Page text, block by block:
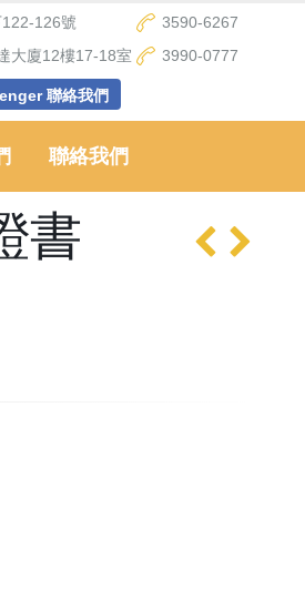
126號
3590-6267
大廈12樓17-18室
3990-0777
聯絡我們
聯絡我們
書